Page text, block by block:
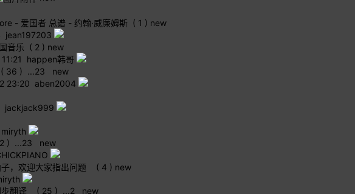
- 爱国者 总谱 - 约翰·威廉姆斯 ( 1 ) new
音乐 ( 2 ) new
happen韩哥
( 36 ) ...23
new
23:20 aben2004
jackjack999
) ...23
new
，欢迎大家指出问题 ( 4 ) new
翻译 ( 25 ) ...2
new